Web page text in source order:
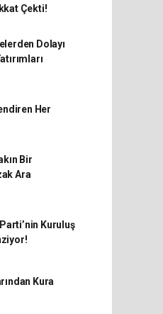
Çekti!
Dolayı
Her
Bir
Ara
Kuruluş
Kura